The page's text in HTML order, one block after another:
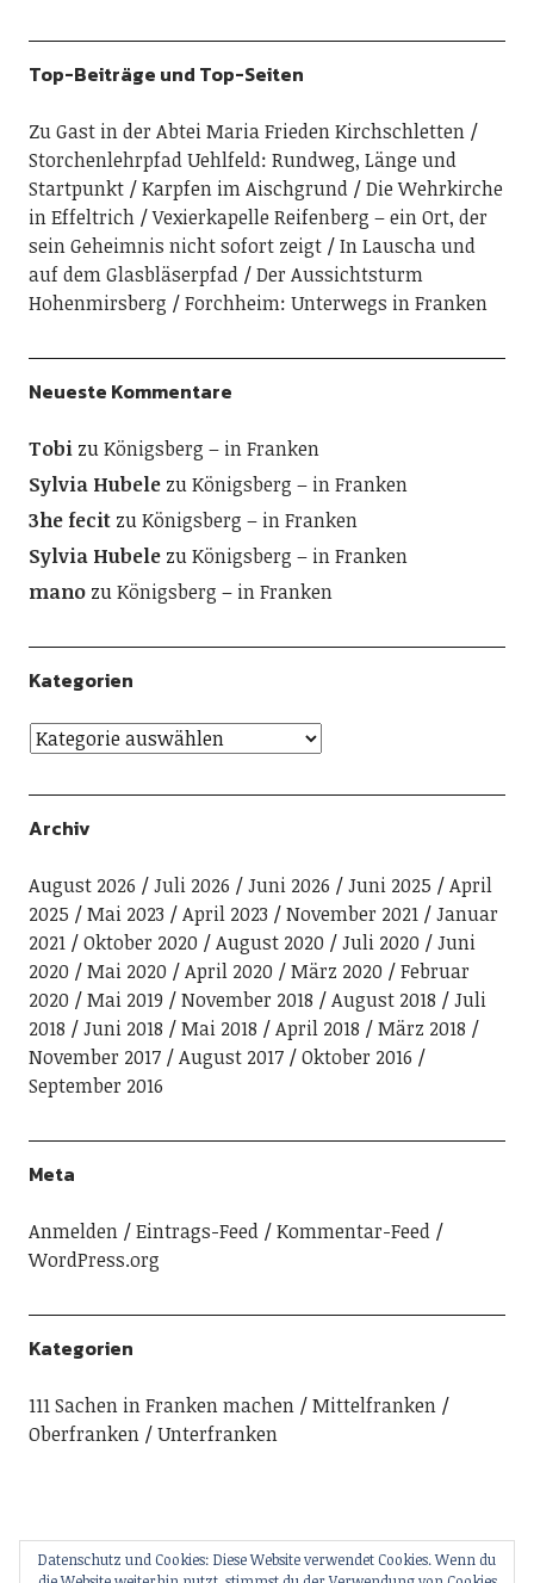
Top-Beiträge und Top-Seiten
Zu Gast in der Abtei Maria Frieden Kirchschletten
Storchenlehrpfad Uehlfeld: Rundweg, Länge und
Startpunkt
Karpfen im Aischgrund
Die Wehrkirche
in Effeltrich
Vexierkapelle Reifenberg – ein Ort, der
sein Geheimnis nicht sofort zeigt
In Lauscha und
auf dem Glasbläserpfad
Der Aussichtsturm
Hohenmirsberg
Forchheim: Unterwegs in Franken
Neueste Kommentare
TobizuKönigsberg – in Franken
Sylvia HubelezuKönigsberg – in Franken
3he fecitzuKönigsberg – in Franken
Sylvia HubelezuKönigsberg – in Franken
manozuKönigsberg – in Franken
Kategorien
Archiv
August 2026 Juli 2026 Juni 2026 Juni 2025
April
2025
Mai 2023 April 2023 November 2021
Januar
2021
Oktober 2020 August 2020 Juli 2020
Juni
2020
Mai 2020 April 2020 März 2020
Februar
2020
Mai 2019 November 2018 August 2018
Juli
2018
Juni 2018 Mai 2018 April 2018
März 2018
November 2017
August 2017
Oktober 2016
September 2016
Meta
Anmelden Eintrags-Feed
Kommentar-Feed
WordPress.org
Kategorien
111 Sachen in Franken machen
Mittelfranken
Oberfranken
Unterfranken
Datenschutz und Cookies: Diese Website verwendet Cookies. Wenn du